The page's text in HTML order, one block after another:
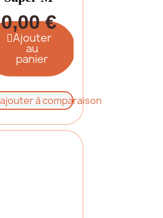
0,00 €
Ajouter
au
panier
ajouter à comparaison